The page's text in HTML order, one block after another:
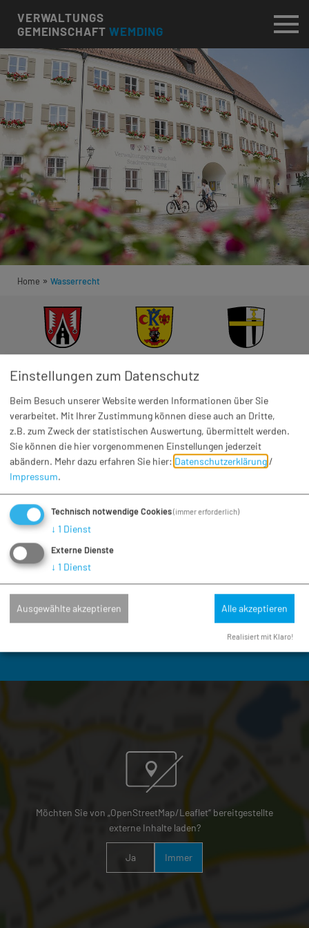
VERWALTUNGS
GEMEINSCHAFTWEMDING
Home » Wasserrecht
Fünfstetten Huisheim Otting
Wemding Wolferstadt
VERWALTUNGSGEMEINSCHAFT WEMDING
Marktplatz 3 . 86650 Wemding
poststelle@vg-wemding.de
Möchten Sie von „OpenStreetMap/Leaflet“ bereitgestellte
externe Inhalte laden?
Ja Immer
Einstellungen zum Datenschutz
Beim Besuch unserer Website werden Informationen über Sie
verarbeitet. Mit Ihrer Zustimmung können diese auch an Dritte,
z.B. zum Zweck der statistischen Auswertung, übermittelt werden.
Sie können die hier vorgenommenen Einstellungen jederzeit
abändern. Mehr dazu erfahren Sie hier: Datenschutzerklärung /
Impressum.
Technisch notwendige Cookies(immer erforderlich)
↓ 1 Dienst
Externe Dienste
↓ 1 Dienst
Ausgewählte akzeptieren Alle akzeptieren
Realisiert mit Klaro!